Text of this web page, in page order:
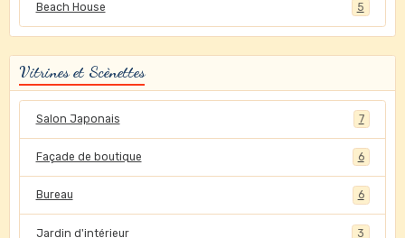
Beach House 5
Vitrines et Scènettes
Salon Japonais 7
Façade de boutique 6
Bureau 6
Jardin d'intérieur 3